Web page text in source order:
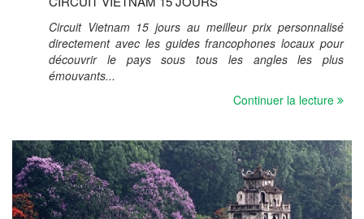
Circuit Vietnam 15 jours au meilleur prix personnalisé
directement avec les guides francophones locaux pour
découvrir le pays sous tous les angles les plus
émouvants...
Continuer la lecture